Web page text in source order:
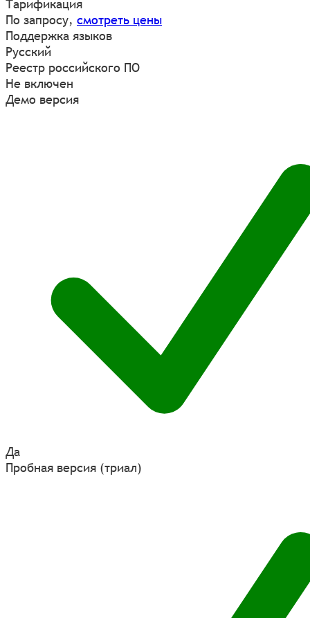
Тарификация
По запросу, смотреть цены
Поддержка языков
Русский
Реестр российского ПО
Не включен
Демо версия
Да
Пробная версия (триал)